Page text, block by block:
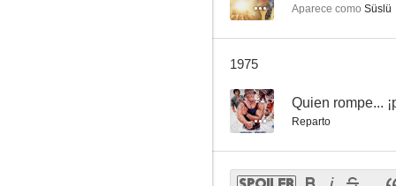
Aparece como Süslü
1975
-- Quien rompe...
Reparto